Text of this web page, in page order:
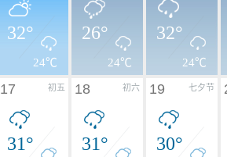
32°
24℃
26°
24℃
32°
24℃
初五
17
31°
初六
18
31°
七夕节
19
30°